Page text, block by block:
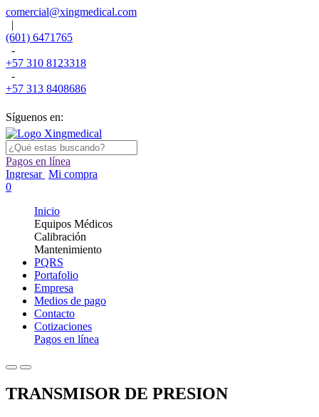
comercial@xingmedical.com
|
(601) 6471765
-
+57 310 8123318
-
+57 313 8408686
Síguenos en:
Pagos en línea
Ingresar Mi compra
0
Inicio
Equipos Médicos
Calibración
Mantenimiento
PQRS
Portafolio
Empresa
Medios de pago
Contacto
Cotizaciones
Pagos en línea
TRANSMISOR DE PRESION